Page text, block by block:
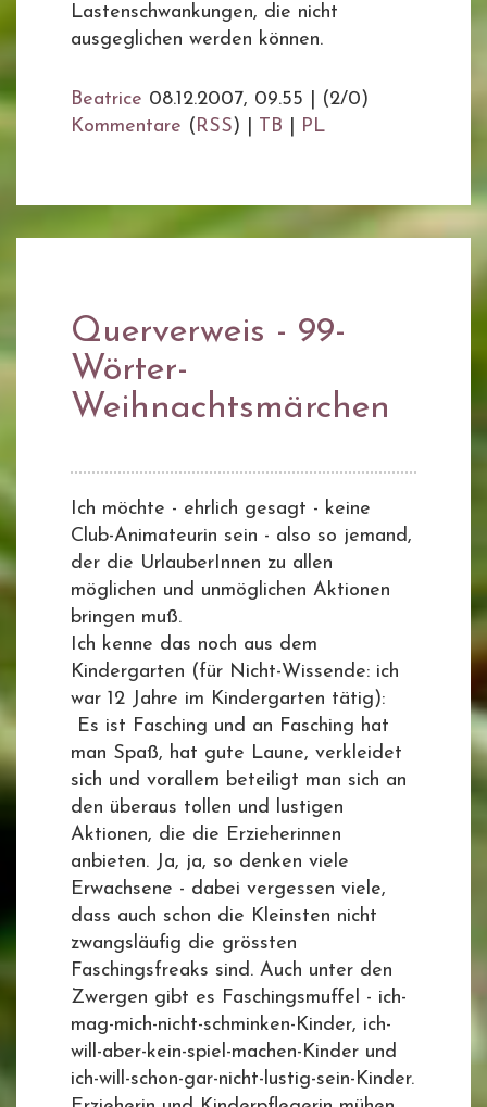
Lastenschwankungen, die nicht
ausgeglichen werden können.
Beatrice 08.12.2007, 09.55
(2/0)
Kommentare ( RSS) | TB PL
Querverweis - 99-
Wörter-
Weihnachtsmärchen
Ich möchte - ehrlich gesagt - keine
Club-Animateurin sein - also so jemand,
der die UrlauberInnen zu allen
möglichen und unmöglichen Aktionen
bringen muß.
Ich kenne das noch aus dem
Kindergarten (für Nicht-Wissende: ich
war 12 Jahre im Kindergarten tätig):
Es ist Fasching und an Fasching hat
man Spaß, hat gute Laune, verkleidet
sich und vorallem beteiligt man sich an
den überaus tollen und lustigen
Aktionen, die die Erzieherinnen
anbieten. Ja, ja, so denken viele
Erwachsene - dabei vergessen viele,
dass auch schon die Kleinsten nicht
zwangsläufig die grössten
Faschingsfreaks sind. Auch unter den
Zwergen gibt es Faschingsmuffel - ich-
mag-mich-nicht-schminken-Kinder, ich-
will-aber-kein-spiel-machen-Kinder und
ich-will-schon-gar-nicht-lustig-sein-Kinder.